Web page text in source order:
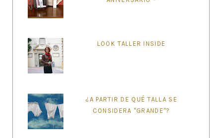
LOOK TALLER INSIDE
¿A PARTIR DE QUÉ TALLA SE
CONSIDERA "GRANDE"?